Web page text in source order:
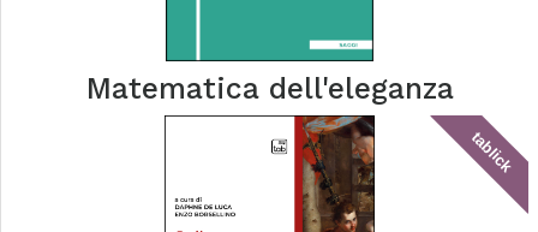
Matematica dell'eleganza
tablick